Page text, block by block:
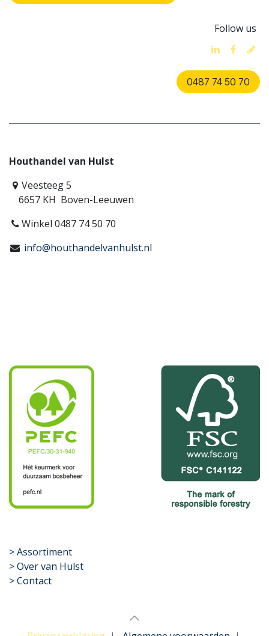
Follow us
0487 74 50 70
Houthandel van Hulst
Veesteeg 5
6657 KH Boven-Leeuwen
Winkel 0487 74 50 70
info@houthandelvanhulst.nl
​>Assortiment
> Over van Hulst
> Contact